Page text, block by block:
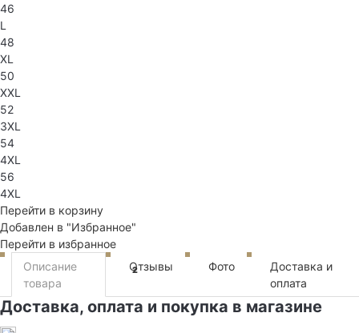
46
L
48
XL
50
XXL
52
3XL
54
4XL
56
4XL
Перейти в корзину
Добавлен в "Избранное"
Перейти в избранное
Описание
товара
Отзывы
2 Фото
Доставка и
оплата
Доставка, оплата и покупка в магазине